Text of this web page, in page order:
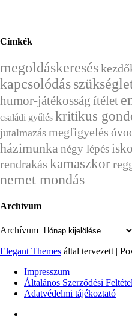
Címkék
megoldáskeresés
kapcsolódás
humor-játékosság ítélet
családi gyűlés kritikus
jutalmazás megfigyelés
házimunka négy lépés
rendrakás kamaszkor
nemet mondás
Archívum
Archívum
Elegant Themes által tervezett |
Impresszum
Általános Szerződési
Adatvédelmi tájékoztató